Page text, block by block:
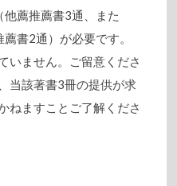
薦推薦書3通、また
書2通）が必要です。
いません。ご留意くださ
当該著書3冊の提供が求
ねますことご了解くださ